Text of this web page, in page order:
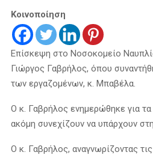
Κοινοποίηση
Επίσκεψη στο Νοσοκομείο
Γιώργος Γαβρήλος, όπου
των εργαζομένων, κ. Μπαβέλα.
Ο κ. Γαβρήλος ενημερώθηκε για
ακόμη συνεχίζουν να υπάρχουν
Ο κ. Γαβρήλος, αναγνωρίζοντας